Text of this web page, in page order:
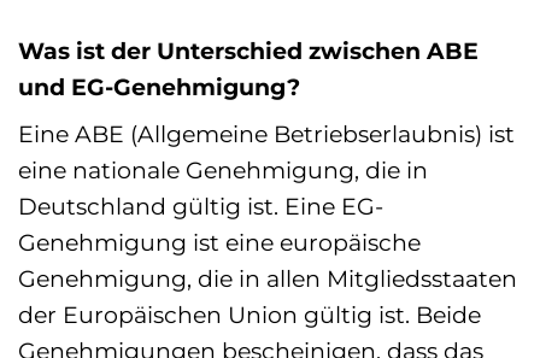
Was ist der Unterschied zwischen ABE
und EG-Genehmigung?
Eine ABE (Allgemeine Betriebserlaubnis) ist
eine nationale Genehmigung, die in
Deutschland gültig ist. Eine EG-
Genehmigung ist eine europäische
Genehmigung, die in allen Mitgliedsstaaten
der Europäischen Union gültig ist. Beide
Genehmigungen bescheinigen, dass das